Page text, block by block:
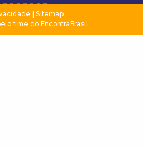
Sitemap
time do EncontraBrasil